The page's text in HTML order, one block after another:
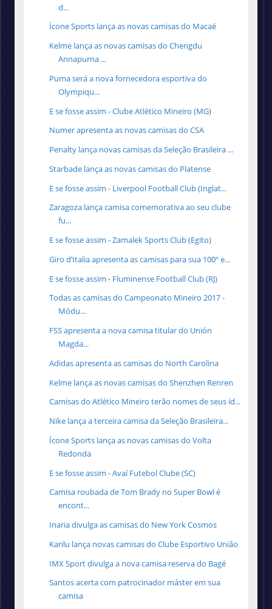
d...
Ícone Sports lança as novas camisas do Macaé
Kelme lança as novas camisas do Chengdu
Annapurna ...
Puma será a nova fornecedora esportiva do
Olympiqu...
E se fosse assim - Clube Atlético Mineiro (MG)
Numer apresenta as novas camisas do CSA
Penalty lança novas camisas da Seleção Brasileira ...
Starbade lança as novas camisas do Platense
E se fosse assim - Liverpool Football Club (Inglat...
Zaragoza lança camisa comemorativa ao seu clube
fu...
E se fosse assim - Zamalek Sports Club (Egito)
Giro d’Italia apresenta as camisas para sua 100º e...
E se fosse assim - Fluminense Football Club (RJ)
Todas as camisas do Campeonato Mineiro 2017 -
Módu...
FSS apresenta a nova camisa titular do Unión
Magda...
Adidas apresenta as camisas do North Carolina
Kelme lança as novas camisas do Shenzhen Renren
Camisas do Atlético Mineiro terão nomes de seus íd...
Nike lança a terceira camisa da Seleção Brasileira...
Ícone Sports lança as novas camisas do Volta
Redonda
E se fosse assim - Avaí Futebol Clube (SC)
Camisa roubada de Tom Brady no Super Bowl é
encont...
Inaria divulga as camisas do New York Cosmos
Karilu lança novas camisas do Clube Esportivo União
IMX Sport divulga a nova camisa reserva do Bagé
Santos acerta com patrocinador máster em sua
camisa